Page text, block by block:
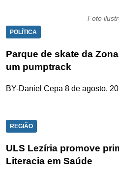
Foto
POLÍTICA
Parque de skate da
um pumptrack
BY-Daniel Cepa 8 de agosto,
REGIÃO
ULS Lezíria promove
Literacia em Saúde